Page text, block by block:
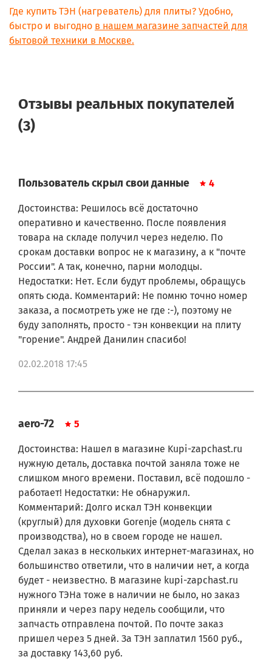
Gorenje KB9000E
Gorenje EC776W
Gorenje BT2385SS
Gorenje EC7302W-G-1
Gorenje PB9200E
Gorenje PB9200AL
Gorenje KH76E
Gorenje HSW745050N
Gorenje HSW745050N
Gorenje HSW745020N
Gorenje B2000P2
Gorenje EC2000P2
Gorenje OV-63S
Gorenje KB9000E
Gorenje B9000E
Gorenje EC7402E
Gorenje EC7478E
Gorenje 4670.0000
Gorenje HY744200N
Gorenje HY744200N
Gorenje HY744500N
Gorenje HY744500N
Gorenje 294BK
Gorenje U7860E
Gorenje ZT02.1020
Gorenje ZT02.0000
Gorenje ZT06.1020
Gorenje U7410S
Gorenje U7410B
Gorenje U7410W
Gorenje U7410E
Gorenje U7500W
Gorenje U7500E
Gorenje U7580E
Gorenje U8990E
Gorenje U8990AL
Gorenje B7580E
Gorenje B8990E
Gorenje B8970E
Gorenje B9010E
Gorenje B9010AL
Gorenje EC2000P2
Где купить ТЭН (нагреватель) для плиты? Удобно,
быстро и выгодно в нашем магазине запчастей для
бытовой техники в Москве.
Отзывы реальных покупателей
(3)
Пользователь скрыл свои данные 4
Достоинства: Решилось всё достаточно
оперативно и качественно. После появления
товара на складе получил через неделю. По
срокам доставки вопрос не к магазину, а к "почте
России". А так, конечно, парни молодцы.
Недостатки: Нет. Если будут проблемы, обращусь
опять сюда. Комментарий: Не помню точно номер
заказа, а посмотреть уже не где :-), поэтому не
буду заполнять, просто - тэн конвекции на плиту
"горение". Андрей Данилин спасибо!
02.02.2018 17:45
aero-72 5
Достоинства: Нашел в магазине Kupi-zapchast.ru
нужную деталь, доставка почтой заняла тоже не
слишком много времени. Поставил, всё подошло -
работает! Недостатки: Не обнаружил.
Комментарий: Долго искал ТЭН конвекции
(круглый) для духовки Gorenje (модель снята с
производства), но в своем городе не нашел.
Сделал заказ в нескольких интернет-магазинах, но
большинство ответили, что в наличии нет, а когда
будет - неизвестно. В магазине kupi-zapchast.ru
нужного ТЭНа тоже в наличии не было, но заказ
приняли и через пару недель сообщили, что
запчасть отправлена почтой. По почте заказ
пришел через 5 дней. За ТЭН заплатил 1560 руб.,
за доставку 143,60 руб.